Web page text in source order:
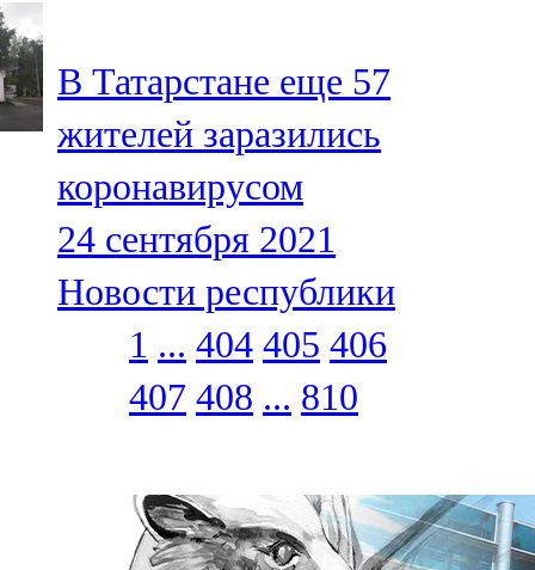
В Татарстане еще 57
жителей заразились
коронавирусом
24 сентября 2021
Новости республики
1 ... 404 405 406
407 408 ... 810